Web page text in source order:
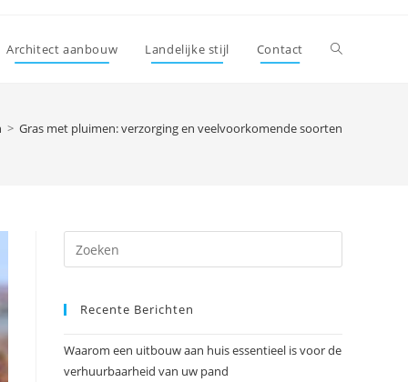
Architect aanbouw Landelijke stijl Contact Toggle
> Gras met pluimen: verzorging en veelvoorkomende soorten
op
Recente Berichten
Waarom een uitbouw aan huis essentieel is voor de
verhuurbaarheid van uw pand